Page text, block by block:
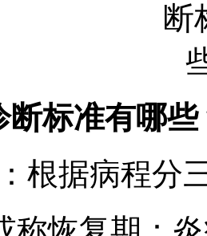
断标准有哪些
根据病程分